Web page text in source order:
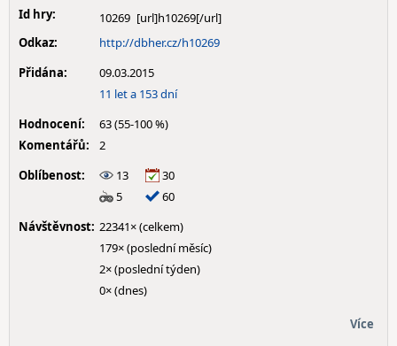
Id hry:
10269
Odkaz:
http://dbher.cz/h10269
Přidána:
09.03.2015
11 let a 153 dní
Hodnocení:
63 (55-100 %)
Komentářů:
2
Oblíbenost:
13
30
5
60
Návštěvnost: 22341× (celkem)
179× (poslední měsíc)
2× (poslední týden)
0× (dnes)
Více